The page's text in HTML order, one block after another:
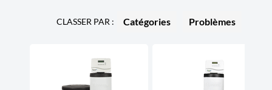
Catégories Problèmes